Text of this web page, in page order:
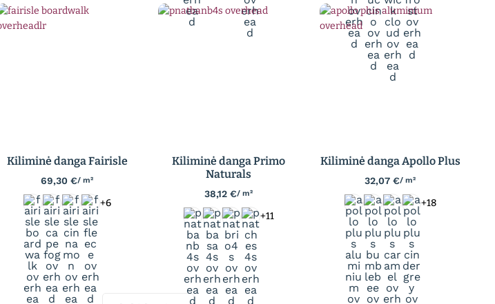
Kiliminė danga Fairisle
69,30€/ m²
+6
Kiliminė danga Primo
Naturals
38,12€/ m²
+11
Kiliminė danga Apollo Plus
32,07 €/ m²
+18